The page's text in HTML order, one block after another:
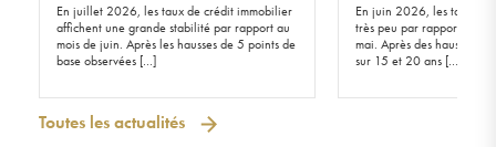
En juillet 2026, les taux de crédit immobilier
affichent une grande stabilité par rapport au
mois de juin. Après les hausses de 5 points de
base observées […]
En juin 2026, les taux
très peu par rapport à
mai. Après des hausses
sur 15 et 20 ans […]
Toutes les actualités